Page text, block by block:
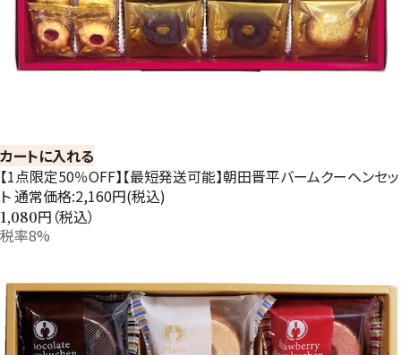
カートに入れる
【1点限定50％OFF】【最短発送可能】朝田晋平バームクーヘンセッ
ト 通常価格:2,160円(税込)
1,080円（税込）
税率8%